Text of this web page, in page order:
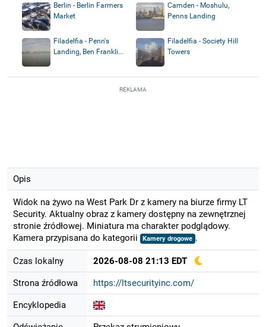
Berlin - Berlin Farmers
Market
Camden - Moshulu,
Penns Landing
Filadelfia - Penn's
Landing, Ben Frankli...
Filadelfia - Society Hill
Towers
REKLAMA
Opis
Widok na żywo na West Park Dr z kamery na biurze firmy LT
Security. Aktualny obraz z kamery dostępny na zewnętrznej
stronie źródłowej. Miniatura ma charakter podglądowy.
Kamera przypisana do kategorii
Kamery drogowe .
Czas lokalny 2026-08-08 21:13 EDT
Strona źródłowa https://ltsecurityinc.com/
Encyklopedia